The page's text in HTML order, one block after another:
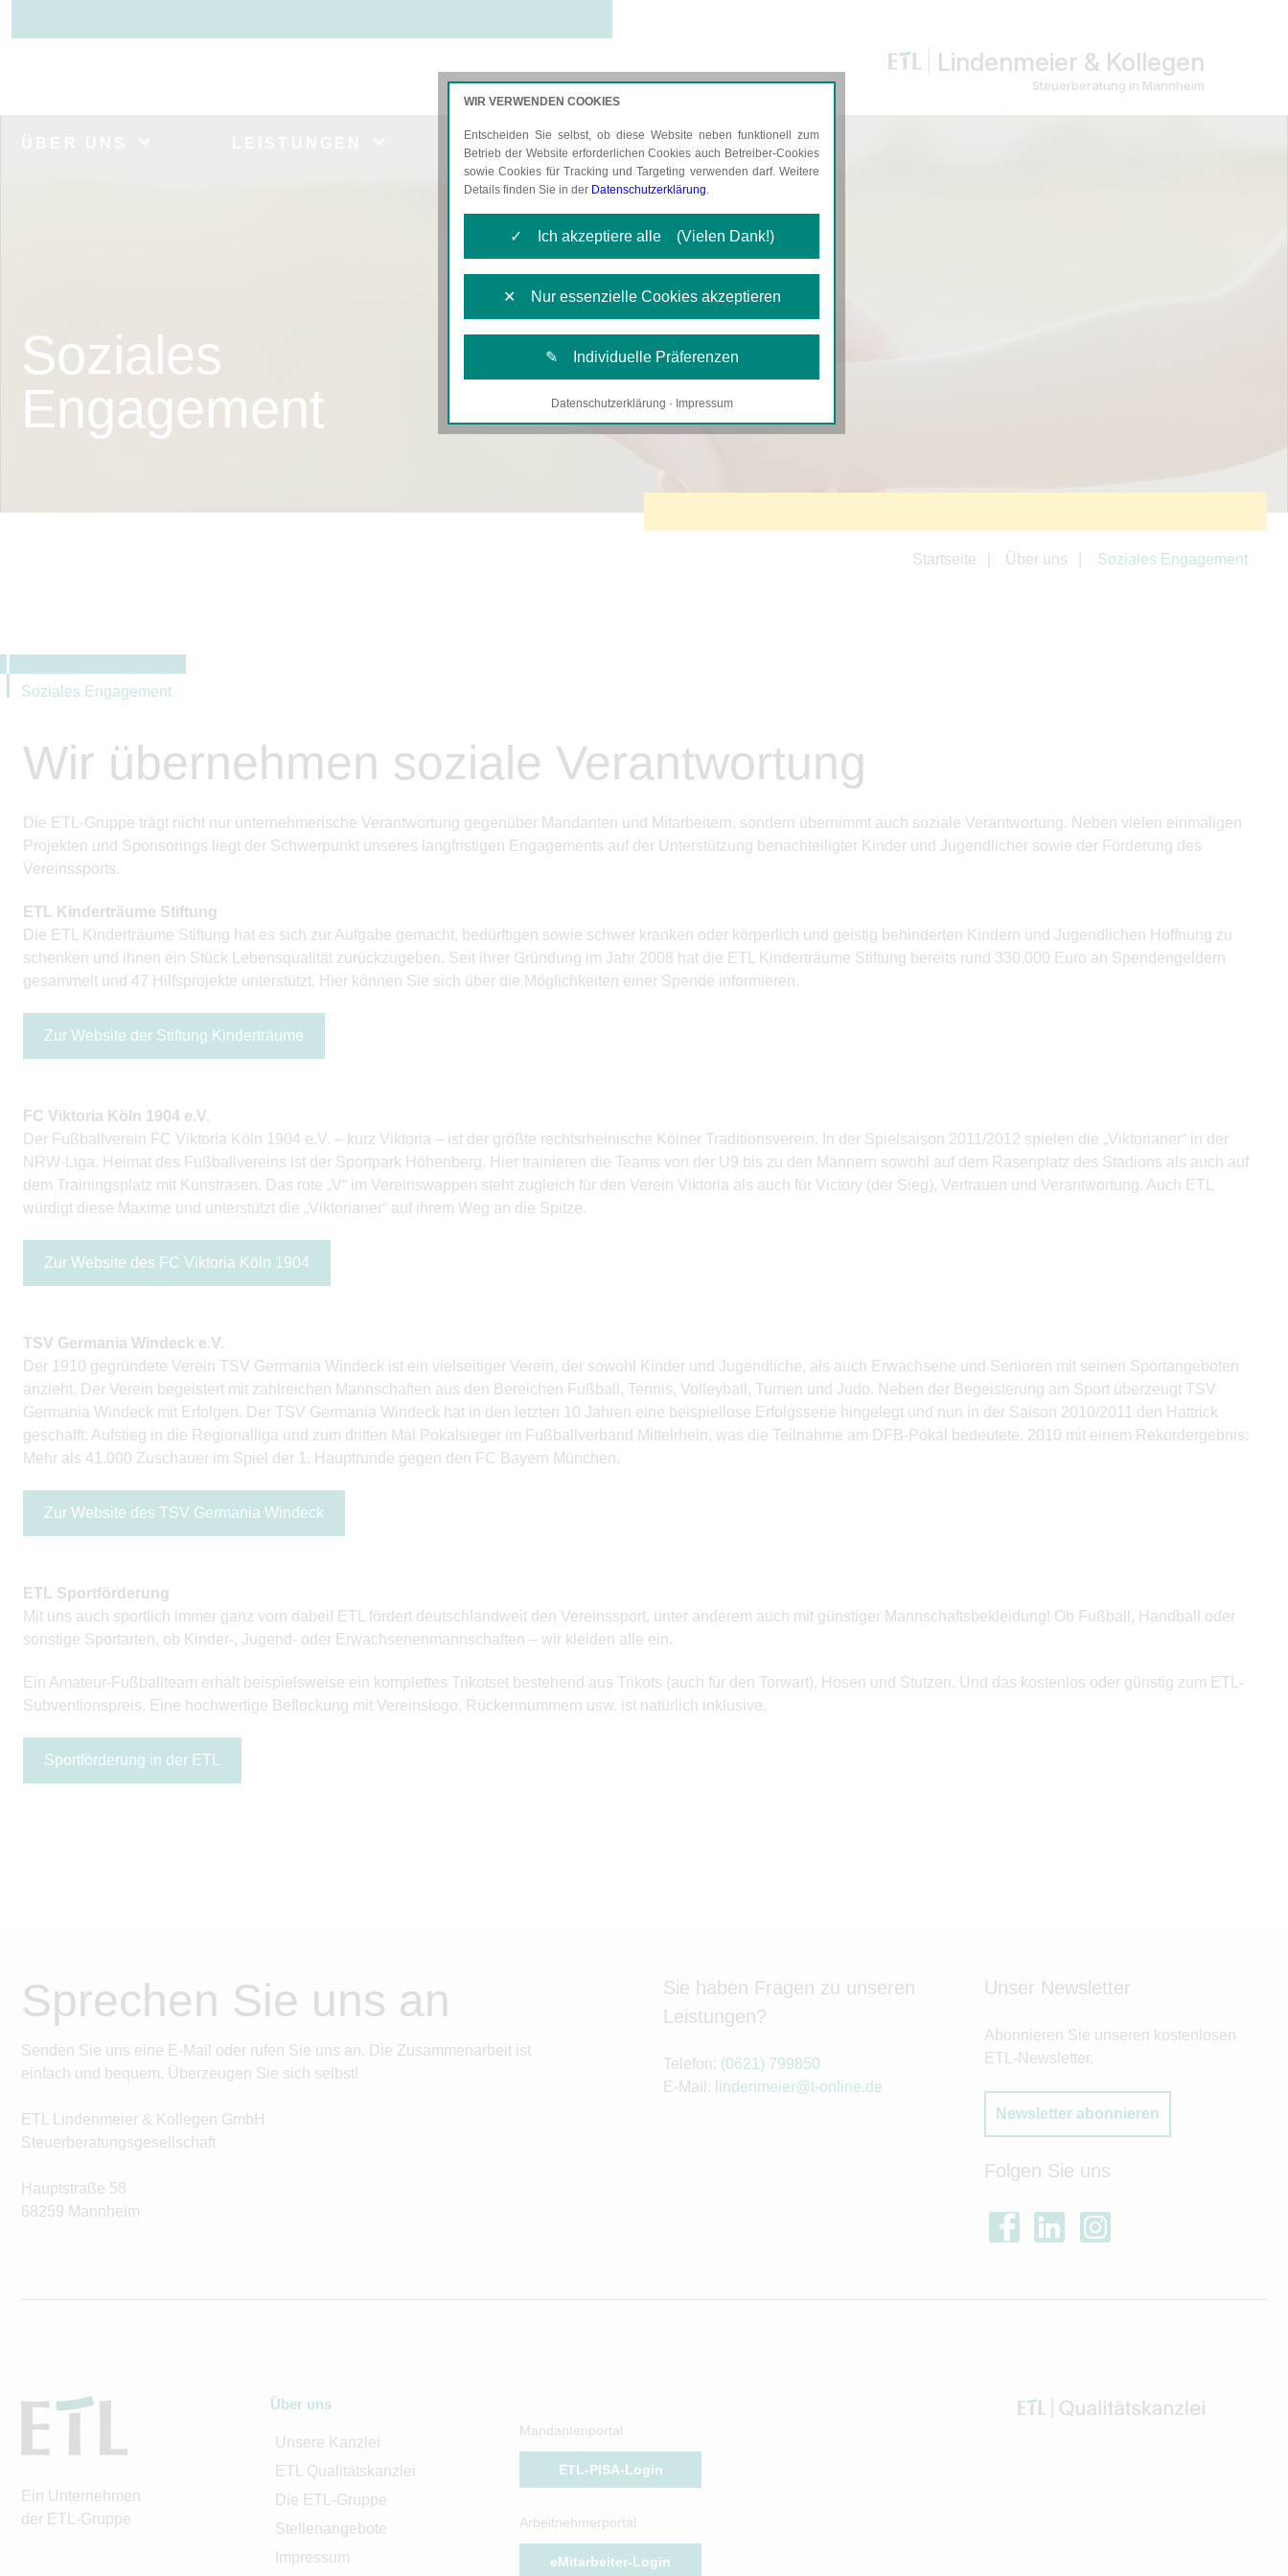
Lindenmeier & Kollegen
Steuerberatung in Mannheim
AKTUELLES KARRIERE
Soziales
Engagement
Startseite Über uns Soziales Engagement
Soziales Engagement
Wir übernehmen soziale Verantwortung
Die ETL-Gruppe trägt nicht nur unternehmerische Verantwortung gegenüber Mandanten und Mitarbeitern, sondern übernimmt auch soziale Verantwortung. Neben vielen einmaligen
Projekten und Sponsorings liegt der Schwerpunkt unseres langfristigen Engagements auf der Unterstützung benachteiligter Kinder und Jugendlicher sowie der Förderung des
Vereinssports.
ETL Kinderträume Stiftung
Die ETL Kinderträume Stiftung hat es sich zur Aufgabe gemacht, bedürftigen sowie schwer kranken oder körperlich und geistig behinderten Kindern und Jugendlichen Hoffnung zu
schenken und ihnen ein Stück Lebensqualität zurückzugeben. Seit ihrer Gründung im Jahr 2008 hat die ETL Kinderträume Stiftung bereits rund 330.000 Euro an Spendengeldern
gesammelt und 47 Hilfsprojekte unterstützt. Hier können Sie sich über die Möglichkeiten einer Spende informieren.
Zur Website der Stiftung Kinderträume
FC Viktoria Köln 1904 e.V.
Der Fußballverein FC Viktoria Köln 1904 e.V. – kurz Viktoria – ist der größte rechtsrheinische Kölner Traditions­verein. In der Spielsaison 2011/2012 spielen die „Viktorianer“ in der
NRW-Liga. Heimat des Fußballvereins ist der Sportpark Höhenberg. Hier trainieren die Teams von der U9 bis zu den Männern sowohl auf dem Rasenplatz des Stadions als auch auf
dem Trainingsplatz mit Kunstrasen. Das rote „V“ im Vereinswappen steht zugleich für den Verein Viktoria als auch für Victory (der Sieg), Vertrauen und Verantwortung. Auch ETL
würdigt diese Maxime und unterstützt die „Viktorianer“ auf ihrem Weg an die Spitze.
Zur Website des FC Viktoria Köln 1904
TSV Germania Windeck e.V.
Der 1910 gegründete Verein TSV Germania Windeck ist ein vielseitiger Verein, der sowohl Kinder und Jugendliche, als auch Erwachsene und Senioren mit seinen Sportangeboten
anzieht. Der Verein begeistert mit zahlreichen Mannschaften aus den Bereichen Fußball, Tennis, Volleyball, Turnen und Judo. Neben der Begeisterung am Sport überzeugt TSV
Germania Windeck mit Erfolgen. Der TSV Germania Windeck hat in den letzten 10 Jahren eine beispiellose Erfolgsserie hingelegt und nun in der Saison 2010/2011 den Hattrick
geschafft: Aufstieg in die Regionalliga und zum dritten Mal Pokalsieger im Fußballverband Mittelrhein, was die Teilnahme am DFB-Pokal bedeutete. 2010 mit einem Rekordergebnis:
Mehr als 41.000 Zuschauer im Spiel der 1. Hauptrunde gegen den FC Bayern München.
Zur Website des TSV Germania Windeck
ETL Sportförderung
Mit uns auch sportlich immer ganz vorn dabei! ETL fördert deutschlandweit den Vereinssport, unter anderem auch mit günstiger Mannschaftsbekleidung! Ob Fußball, Handball oder
sonstige Sportarten, ob Kinder-, Jugend- oder Erwachsenenmannschaften – wir kleiden alle ein.
Ein Amateur-Fußballteam erhält beispielsweise ein komplettes Trikotset bestehend aus Trikots (auch für den Torwart), Hosen und Stutzen. Und das kostenlos oder günstig zum ETL-
Subventionspreis. Eine hochwertige Beflockung mit Vereinslogo, Rückennummern usw. ist natürlich inklusive.
Sportförderung in der ETL
Sprechen Sie uns an
Senden Sie uns eine E-Mail oder rufen Sie uns an. Die Zusammenarbeit ist
einfach und bequem. Überzeugen Sie sich selbst!
ETL Lindenmeier & Kollegen GmbH
Steuerberatungsgesellschaft
Hauptstraße 58
68259 Mannheim
Sie haben Fragen zu unseren
Leistungen?
Telefon: (0621) 799850
E-Mail: lindenmeier@t-online.de
Unser Newsletter
Abonnieren Sie unseren kostenlosen
ETL-Newsletter.
Newsletter abonnieren
Folgen Sie uns
Ein Unternehmen
der ETL-Gruppe
Über uns
Unsere Kanzlei
ETL Qualitätskanzlei
Die ETL-Gruppe
Stellenangebote
Impressum
Mandantenportal
ETL-PISA-Login
Arbeitnehmerportal
eMitarbeiter-Login
WIR VERWENDEN COOKIES
Entscheiden Sie selbst, ob diese Website neben funktionell zum
Betrieb der Website erforderlichen Cookies auch Betreiber-Cookies
sowie Cookies für Tracking und Targeting verwenden darf. Weitere
Details finden Sie in der Datenschutzerklärung.
✓ Ich akzeptiere alle (Vielen Dank!)
✕ Nur essenzielle Cookies akzeptieren
✎ Individuelle Präferenzen
Notwendige Cookies
Datenschutzerklärung · Impressum